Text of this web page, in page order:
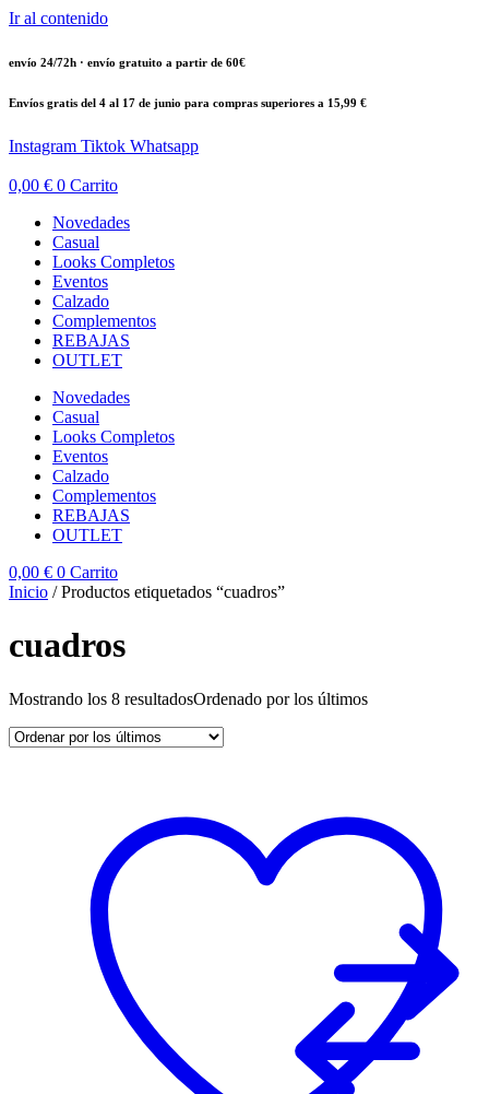
Ir al contenido
envío 24/72h · envío gratuito a partir de 60€
Envíos gratis del 4 al 17 de junio para compras superiores a 15,99 €
Instagram Tiktok Whatsapp
0,00 € 0 Carrito
Novedades
Casual
Looks Completos
Eventos
Calzado
Complementos
REBAJAS
OUTLET
Novedades
Casual
Looks Completos
Eventos
Calzado
Complementos
REBAJAS
OUTLET
0,00 € 0 Carrito
Inicio / Productos etiquetados “cuadros”
cuadros
Mostrando los 8 resultadosOrdenado por los últimos